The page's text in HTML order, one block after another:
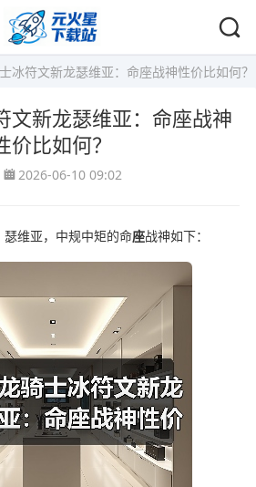
冰符文新龙瑟维亚：命座战神性价比如何？
文新龙瑟维亚：命座战神
价比如何？
2026-06-10 09:02
瑟维亚，中规中矩的命座战神如下：